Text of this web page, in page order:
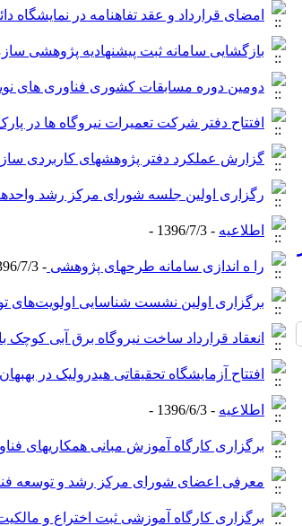
امضای قرارداد و عقد تفاهنامه در نمایشگاه
بازگشایی سامانه ثبت پیشنهادیه پژوهشی
دومین دوره مسابقات کشوری فناوری های
افتتاح دفتر شرکت تعمیرات نیروگاه ها در
گزارش عملکرد دفتر پژوهشهای کاربردی سازمان
رگزاری اولین جلسه شورای مرکز رشد
اطلاعیه - 1396/7/3 -
را ه اندازی سامانه طرح‎های پژوهشی - 1396/7/3 -
برگزاری اولین نشست شناسایی اولویت‌های
انعقاد قرارداد ساخت نیروگاه برق آبی کوچک
افتتاح آزمایشگاه تحقیقاتی هیدرولیک در بهبهان
اطلاعیه - 1396/6/3 -
برگزاری کارگاه آموزش مبانی همکاری‎های فناورانه، انتقال فناوری و قراردادهای مرتبط
معرفی اعضای شورای مرکز رشد و توسعه
برگزاری کارگاه آموزشی ثبت اختراع و